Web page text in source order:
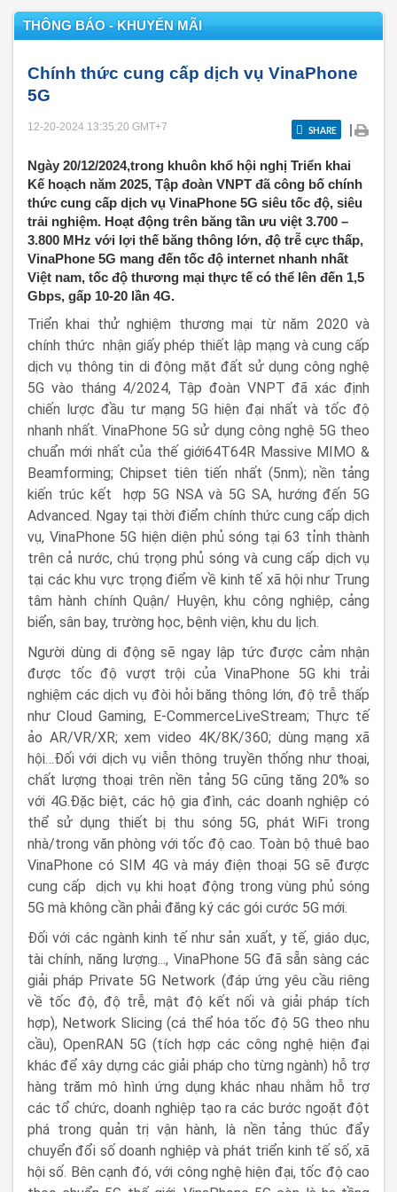
THÔNG BÁO - KHUYẾN MÃI
Chính thức cung cấp dịch vụ VinaPhone
5G
12-20-2024 13:35:20 GMT+7 SHARE |
Ngày 20/12/2024,trong khuôn khổ hội nghị Triển khai
Kế hoạch năm 2025, Tập đoàn VNPT đã công bố chính
thức cung cấp dịch vụ VinaPhone 5G siêu tốc độ, siêu
trải nghiệm. Hoạt động trên băng tần ưu việt 3.700 –
3.800 MHz với lợi thế băng thông lớn, độ trễ cực thấp,
VinaPhone 5G mang đến tốc độ internet nhanh nhất
Việt nam, tốc độ thương mại thực tế có thể lên đến 1,5
Gbps, gấp 10-20 lần 4G.
Triển khai thử nghiệm thương mại từ năm 2020 và
chính thức nhận giấy phép thiết lập mạng và cung cấp
dịch vụ thông tin di động mặt đất sử dụng công nghệ
5G vào tháng 4/2024, Tập đoàn VNPT đã xác định
chiến lược đầu tư mạng 5G hiện đại nhất và tốc độ
nhanh nhất. VinaPhone 5G sử dụng công nghệ 5G theo
chuẩn mới nhất của thế giới64T64R Massive MIMO &
Beamforming;Chipset tiên tiến nhất (5nm); nền tảng
kiến trúc kết
hợp 5G NSA và 5G SA, hướng đến 5G
Advanced. Ngay tại thời điểm chính thức cung cấp dịch
vụ, VinaPhone 5G hiện diện phủ sóng tại 63 tỉnh thành
trên cả nước, chú trọng phủ sóng và cung cấp dịch vụ
tại các khu vực trọng điểm về kinh tế xã hội như Trung
tâm hành chính Quận/ Huyện, khu công nghiệp, cảng
biển, sân bay, trường học, bệnh viện, khu du lịch.
Người dùng di động sẽ ngay lập tức được cảm nhận
được tốc độ vượt trội của VinaPhone 5G khi trải
nghiệm các dịch vụ đòi hỏi băng thông lớn, độ trễ thấp
nhưCloud Gaming, E-CommerceLiveStream; Thực tế
ảo AR/VR/XR; xem video 4K/8K/360; dùng mạng xã
hội…Đối với dịch vụ viễn thông truyền thống như thoại,
chất lượng thoại trên nền tảng 5G cũng tăng 20% so
với 4G.Đặc biệt, các hộ gia đình, các doanh nghiệp có
thể sử dụng thiết bị thu sóng 5G, phát WiFi trong
nhà/trong văn phòng với tốc độ cao. Toàn bộ thuê bao
VinaPhone có SIM 4G và máy điện thoại 5G sẽ được
cung cấp
dịch vụ khi hoạt động trong vùng phủ sóng
5G mà không cần phải đăng ký các gói cước 5G mới.
Đối với các ngành kinh tế như sản xuất, y tế, giáo dục,
tài chính, năng lượng..., VinaPhone 5G đã sẵn sàng các
giải pháp Private 5G Network (đáp ứng yêu cầu riêng
về tốc độ, độ trễ, mật độ kết nối và giải pháp tích
hợp), Network Slicing(cá thể hóa tốc độ 5G theo nhu
cầu), OpenRAN 5G (tích hợp các công nghệ hiện đại
khác để xây dựng các giải pháp cho từng ngành) hỗ trợ
hàng trăm mô hình ứng dụng khác nhau nhằm hỗ trợ
các tổ chức, doanh nghiệp tạo ra các bước ngoặt đột
phá trong quản trị vận hành, là nền tảng thúc đẩy
chuyển đổi số doanh nghiệp và phát triển kinh tế số, xã
hội số. Bên cạnh đó, với công nghệ hiện đại, tốc độ cao